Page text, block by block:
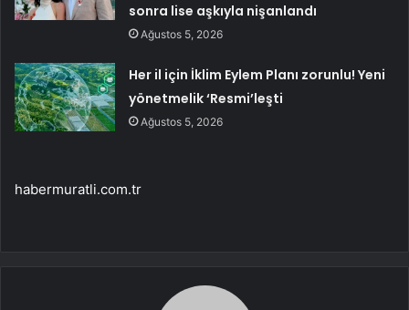
sonra lise aşkıyla nişanlandı
Ağustos 5, 2026
Her il için İklim Eylem Planı zorunlu! Yeni
yönetmelik ‘Resmi’leşti
Ağustos 5, 2026
habermuratli.com.tr